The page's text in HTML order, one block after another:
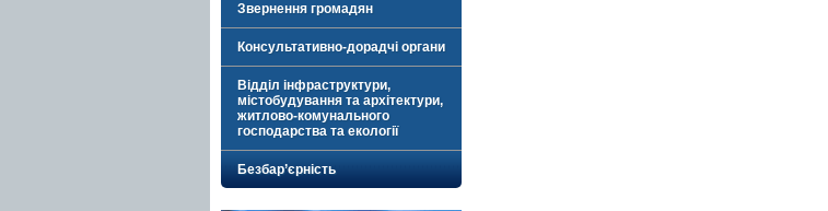
Звернення громадян
Консультативно-дорадчі органи
Відділ інфраструктури,
містобудування та архітектури,
житлово-комунального
господарства та екології
Безбар’єрність